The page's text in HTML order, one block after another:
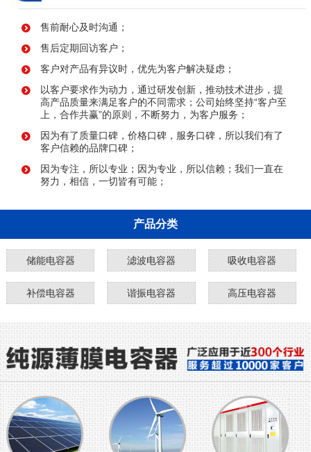
售前耐心及时沟通；
售后定期回访客户；
客户对产品有异议时，优先为客户解决疑虑；
以客户要求作为动力，通过研发创新，推动技术进步，提
高产品质量来满足客户的不同需求；公司始终坚持“客户至
上，合作共赢”的原则，不断努力，为客户服务；
因为有了质量口碑，价格口碑，服务口碑，所以我们有了
客户信赖的品牌口碑；
因为专注，所以专业；因为专业，所以信赖；我们一直在
努力，相信，一切皆有可能；
产品分类
储能电容器 滤波电容器 吸收电容器
补偿电容器 谐振电容器 高压电容器